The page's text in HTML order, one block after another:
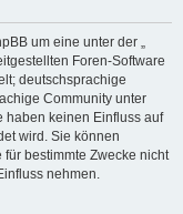
um eine unter der „
Foren-Software
deutschsprachige
Community unter
haben keinen Einfluss auf
wird. Sie können
bestimmte Zwecke nicht
nehmen.